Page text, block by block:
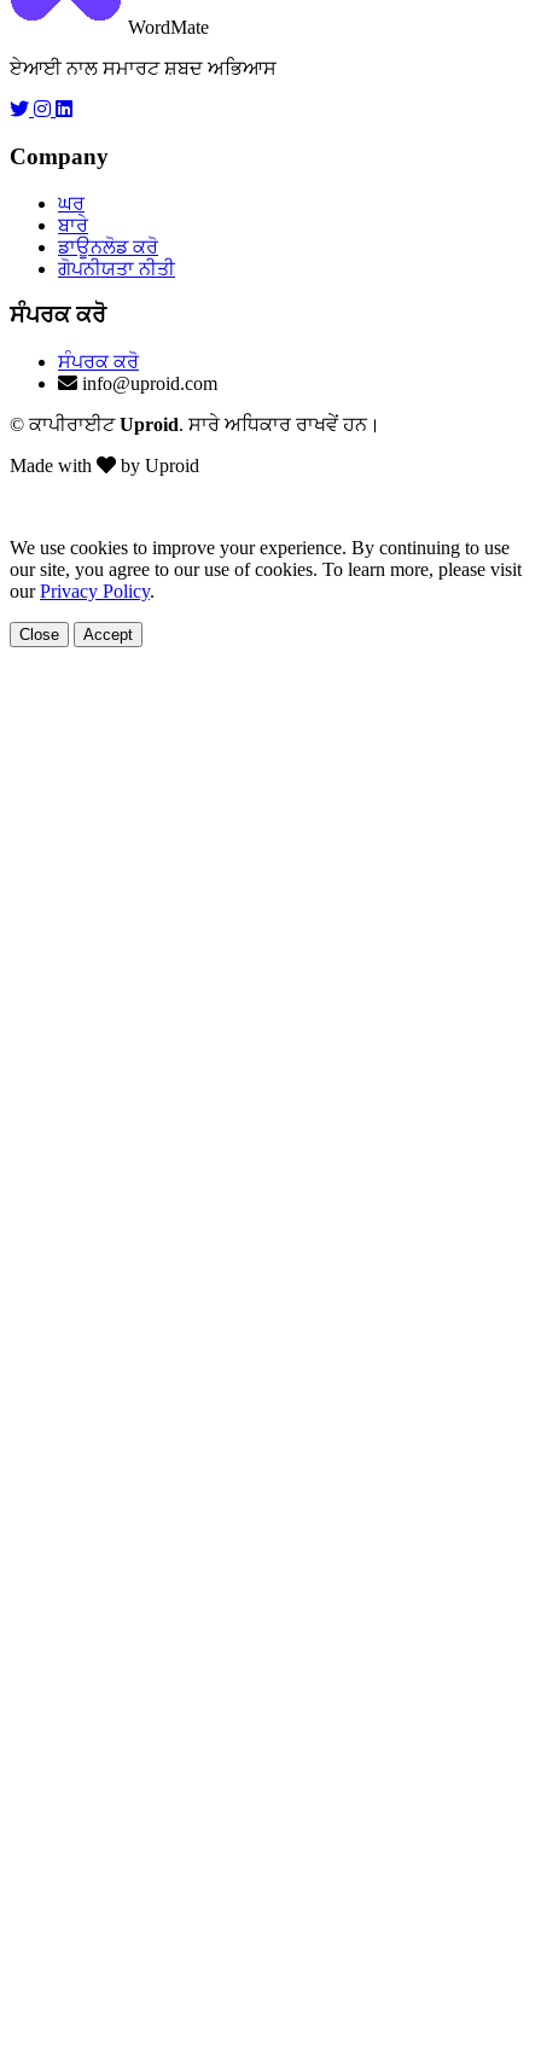
WordMate
ਏਆਈ ਨਾਲ ਸਮਾਰਟ ਸ਼ਬਦ ਅਭਿਆਸ
Company
ਘਰ
ਬਾਰੇ
ਡਾਊਨਲੋਡ ਕਰੋ
ਗੋਪਨੀਯਤਾ ਨੀਤੀ
ਸੰਪਰਕ ਕਰੋ
ਸੰਪਰਕ ਕਰੋ
info@uproid.com
© ਕਾਪੀਰਾਈਟUproid. ਸਾਰੇ ਅਧਿਕਾਰ ਰਾਖਵੇਂ ਹਨ।
Made with
by Uproid
We use cookies to improve your experience. By continuing to use
our site, you agree to our use of cookies. To learn more, please visit
ourPrivacy Policy.
Close Accept